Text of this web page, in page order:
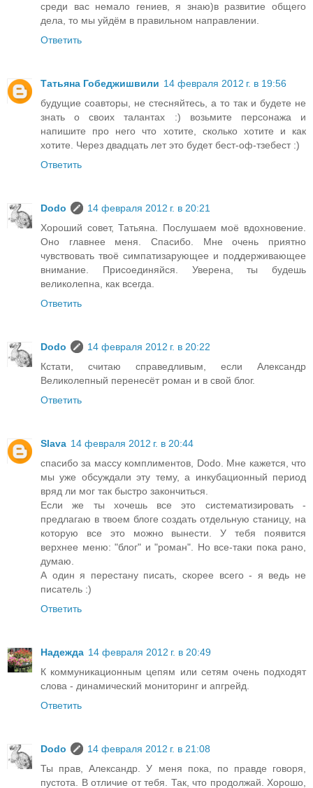
среди вас немало гениев, я знаю)в развитие общего
дела, то мы уйдём в правильном направлении.
Ответить
Татьяна Гобеджишвили 14 февраля 2012 г. в 19:56
будущие соавторы, не стесняйтесь, а то так и будете не
знать о своих талантах :) возьмите персонажа и
напишите про него что хотите, сколько хотите и как
хотите. Через двадцать лет это будет бест-оф-тзебест :)
Ответить
Dodo
14 февраля 2012 г. в 20:21
Хороший совет, Татьяна. Послушаем моё вдохновение.
Оно главнее меня. Спасибо. Мне очень приятно
чувствовать твоё симпатизарующее и поддерживающее
внимание. Присоединяйся. Уверена, ты будешь
великолепна, как всегда.
Ответить
Dodo
14 февраля 2012 г. в 20:22
Кстати, считаю справедливым, если Александр
Великолепный перенесёт роман и в свой блог.
Ответить
Slava 14 февраля 2012 г. в 20:44
спасибо за массу комплиментов, Dodo. Мне кажется, что
мы уже обсуждали эту тему, а инкубационный период
вряд ли мог так быстро закончиться.
Если же ты хочешь все это систематизировать -
предлагаю в твоем блоге создать отдельную станицу, на
которую все это можно вынести. У тебя появится
верхнее меню: "блог" и "роман". Но все-таки пока рано,
думаю.
А один я перестану писать, скорее всего - я ведь не
писатель :)
Ответить
Надежда 14 февраля 2012 г. в 20:49
К коммуникационным цепям или сетям очень подходят
слова - динамический мониторинг и апгрейд.
Ответить
Dodo
14 февраля 2012 г. в 21:08
Ты прав, Александр. У меня пока, по правде говоря,
пустота. В отличие от тебя. Так, что продолжай. Хорошо,